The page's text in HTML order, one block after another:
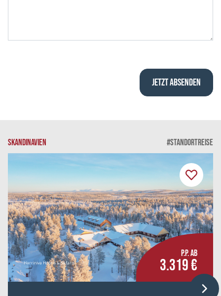
SKANDINAVIEN #STANDORTREISE
Harriniva Hotels & Safaris
P.P. AB
3.319 €